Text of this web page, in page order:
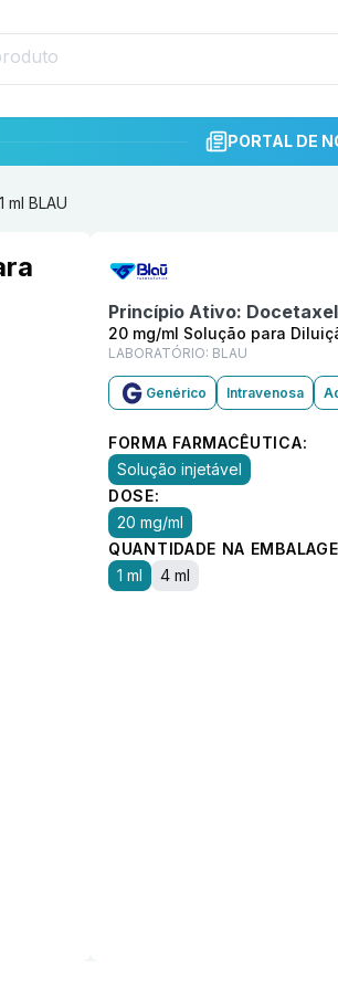
PORTAL DE
BLAU
Princípio Ativo:
20 mg/ml Solução para
LABORATÓRIO: BLAU
Genérico Intravenosa
FORMA FARMACÊUTICA:
Solução injetável
DOSE:
20 mg/ml
QUANTIDADE NA
1 ml
4 ml